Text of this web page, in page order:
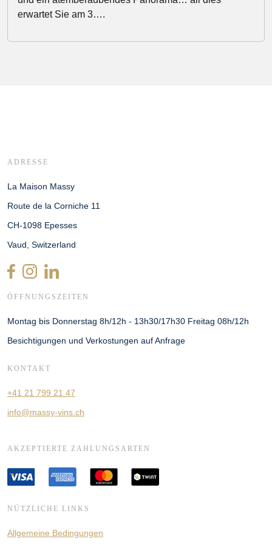
erwartet Sie am 3….
ADRESSE
La Maison Massy
Route de la Corniche 11
CH-1098 Epesses
Vaud, Switzerland
ÖFFNUNGSZEITEN
Montag bis Donnerstag 8h/12h - 13h30/17h30 Freitag 08h/12h
Besichtigungen und Verkostungen auf Anfrage
KONTAKT
+41 21 799 21 47
info@massy-vins.ch
AKZEPTIERTE ZAHLUNGSARTEN
NÜTZLICHE LINKS
Allgemeine Bedingungen